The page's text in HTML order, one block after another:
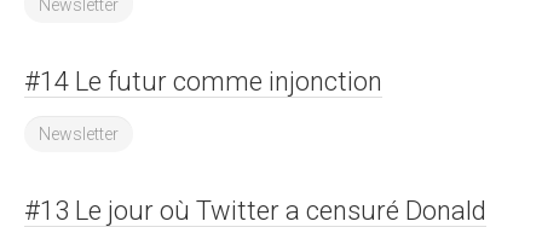
Newsletter
#14 Le futur comme injonction
Newsletter
#13 Le jour où Twitter a censuré Donald